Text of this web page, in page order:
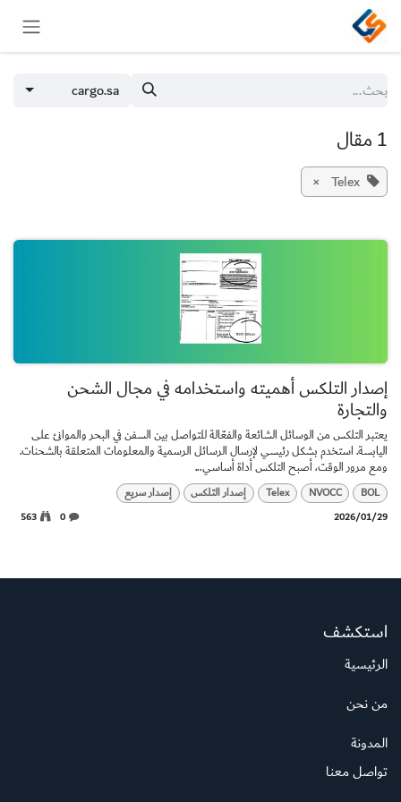
تخطي للذهاب إلى المحتوى
cargo.sa
1 مقال
Telex
×
إصدار التلكس أهميته واستخدامه في مجال الشحن
والتجارة
يعتبر التلكس من الوسائل الشائعة والفعّالة للتواصل بين السفن في البحر والموانئ على
اليابسة. استخدم بشكل رئيسي لإرسال الرسائل الرسمية والمعلومات المتعلقة بالشحنات.
ومع مرور الوقت، أصبح التلكس أداة أساسي...
BOL
NVOCC
Telex إصدار التلكس إصدار سريع
29‏/01‏/2026
0
563
استكشف
الرئيسية
من نحن
المدونة
تواصل معنا